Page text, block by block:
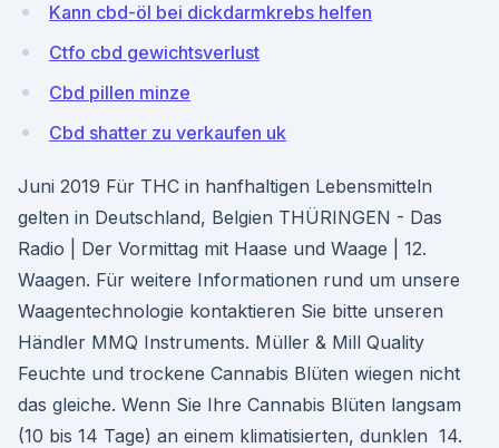
Kann cbd-öl bei dickdarmkrebs helfen
Ctfo cbd gewichtsverlust
Cbd pillen minze
Cbd shatter zu verkaufen uk
Juni 2019 Für THC in hanfhaltigen Lebensmitteln
gelten in Deutschland, Belgien THÜRINGEN - Das
Radio | Der Vormittag mit Haase und Waage | 12.
Waagen. Für weitere Informationen rund um unsere
Waagentechnologie kontaktieren Sie bitte unseren
Händler MMQ Instruments. Müller & Mill Quality
Feuchte und trockene Cannabis Blüten wiegen nicht
das gleiche. Wenn Sie Ihre Cannabis Blüten langsam
(10 bis 14 Tage) an einem klimatisierten, dunklen 14.